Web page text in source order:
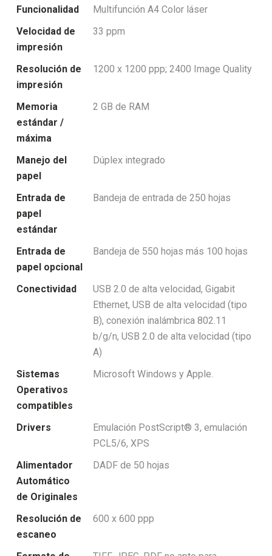
Funcionalidad
Multifunción A4 Color láser
Velocidad de
impresión
33 ppm
Resolución de
impresión
1200 x 1200 ppp; 2400 Image Quality
Memoria
estándar /
máxima
2 GB de RAM
Manejo del
papel
Dúplex integrado
Entrada de
papel
estándar
Bandeja de entrada de 250 hojas
Entrada de
papel opcional
Bandeja de 550 hojas más 100 hojas
Conectividad
USB 2.0 de alta velocidad, Gigabit
Ethernet, USB de alta velocidad (tipo
B), conexión inalámbrica 802.11
b/g/n, USB 2.0 de alta velocidad (tipo
A)
Sistemas
Operativos
compatibles
Microsoft Windows y Apple.
Drivers
Emulación PostScript® 3, emulación
PCL5/6, XPS
Alimentador
Automático
de Originales
DADF de 50 hojas
Resolución de
escaneo
600 x 600 ppp